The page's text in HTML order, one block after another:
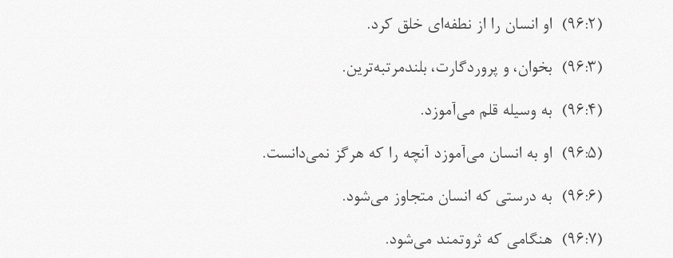
(۹۶:۲) او انسان را از نطفه‏‌ای خلق کرد.
(۹۶:۳) بخوان، و پروردگارت، بلندمرتبه‏‌ترین.
(۹۶:۴) به وسیله قلم می‌آموزد.
(۹۶:۵) او به انسان می‌آموزد آنچه را که هرگز نمی‌دانست.
(۹۶:۶) به درستی که انسان متجاوز می‌شود.
(۹۶:۷) هنگامی که ثروتمند می‌شود.